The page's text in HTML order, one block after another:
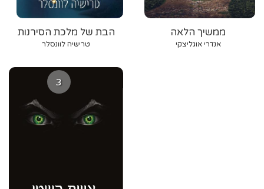
הבת של מלכת הסירנות
טרישיה לוונסלר
ממשיך הלאה
אנדרי אוגליצקי
3